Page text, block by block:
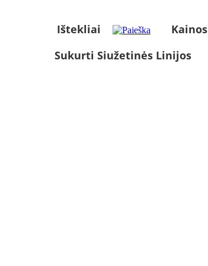
Ištekliai
Kainos
Sukurti Siužetinės Linijos